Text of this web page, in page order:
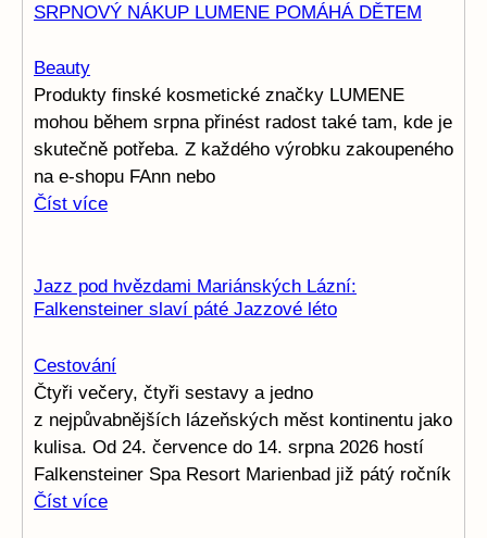
SRPNOVÝ NÁKUP LUMENE POMÁHÁ DĚTEM
Beauty
Produkty finské kosmetické značky LUMENE
mohou během srpna přinést radost také tam, kde je
skutečně potřeba. Z každého výrobku zakoupeného
na e-shopu FAnn nebo
Číst více
Jazz pod hvězdami Mariánských Lázní:
Falkensteiner slaví páté Jazzové léto
Cestování
Čtyři večery, čtyři sestavy a jedno
z nejpůvabnějších lázeňských měst kontinentu jako
kulisa. Od 24. července do 14. srpna 2026 hostí
Falkensteiner Spa Resort Marienbad již pátý ročník
Číst více